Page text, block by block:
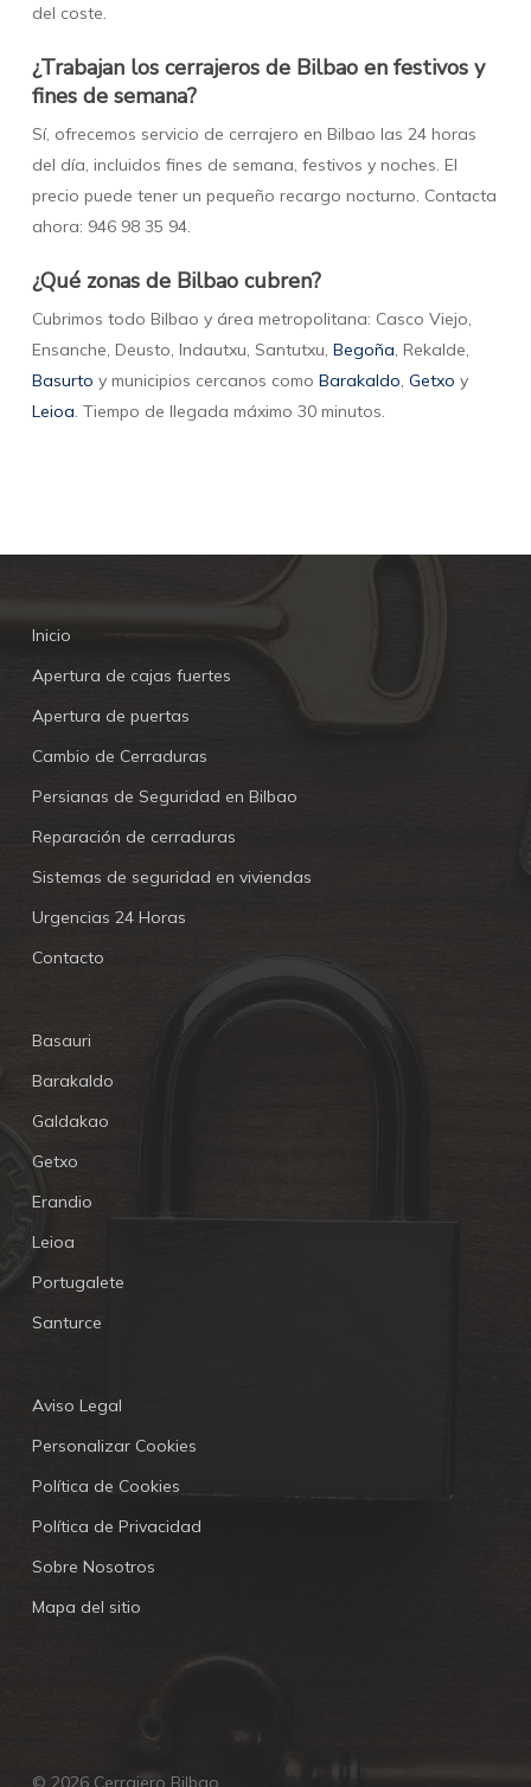
del coste.
¿Trabajan los cerrajeros de Bilbao en festivos y
fines de semana?
Sí, ofrecemos servicio de cerrajero en Bilbao las 24 horas
del día, incluidos fines de semana, festivos y noches. El
precio puede tener un pequeño recargo nocturno. Contacta
ahora: 946 98 35 94.
¿Qué zonas de Bilbao cubren?
Cubrimos todo Bilbao y área metropolitana: Casco Viejo,
Ensanche, Deusto, Indautxu, Santutxu, Begoña , Rekalde,
Basurto y municipios cercanos como Barakaldo Getxo y
Leioa . Tiempo de llegada máximo 30 minutos.
Inicio
Apertura de cajas fuertes
Apertura de puertas
Cambio de Cerraduras
Persianas de Seguridad en Bilbao
Reparación de cerraduras
Sistemas de seguridad en viviendas
Urgencias 24 Horas
Contacto
Basauri
Barakaldo
Galdakao
Getxo
Erandio
Leioa
Portugalete
Santurce
Aviso Legal
Personalizar Cookies
Política de Cookies
Política de Privacidad
Sobre Nosotros
Mapa del sitio
© 2026 Cerrajero Bilbao